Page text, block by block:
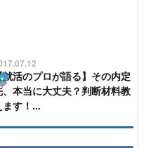
就活のプロが語る】その内定
、本当に大丈夫？判断材料教
ます！...